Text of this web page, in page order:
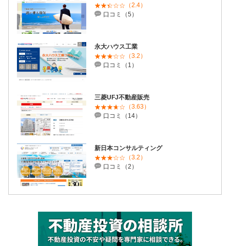
（2.4）
口コミ（5）
永大ハウス工業
（3.2）
口コミ（1）
三菱UFJ不動産販売
（3.63）
口コミ（14）
新日本コンサルティング
（3.2）
口コミ（2）